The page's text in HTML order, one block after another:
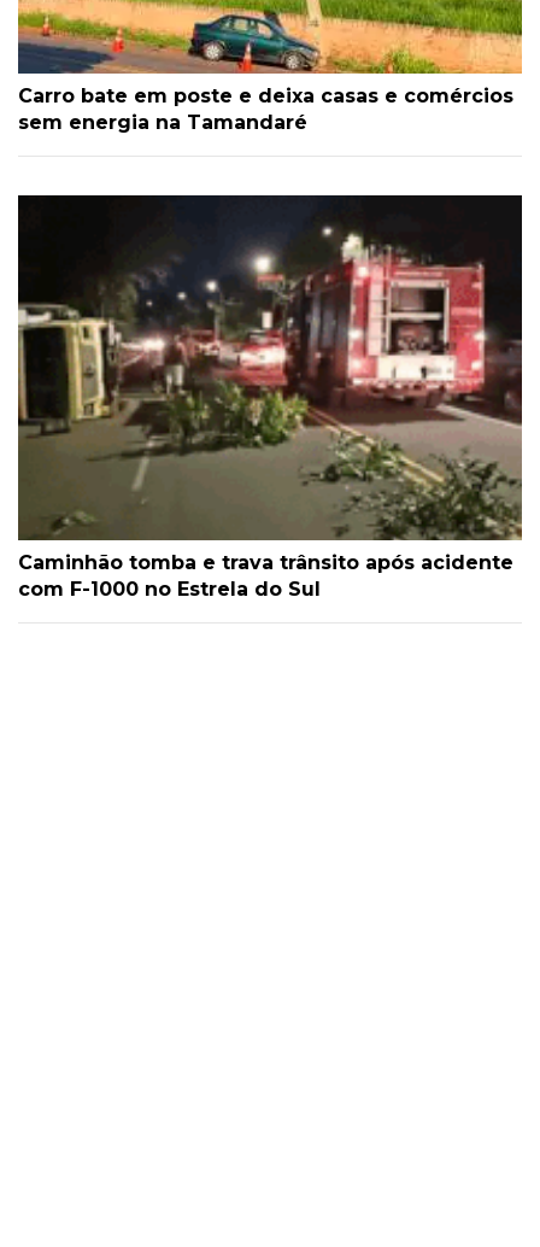
Carro bate em poste e deixa casas e comércios
sem energia na Tamandaré
Caminhão tomba e trava trânsito após acidente
com F-1000 no Estrela do Sul